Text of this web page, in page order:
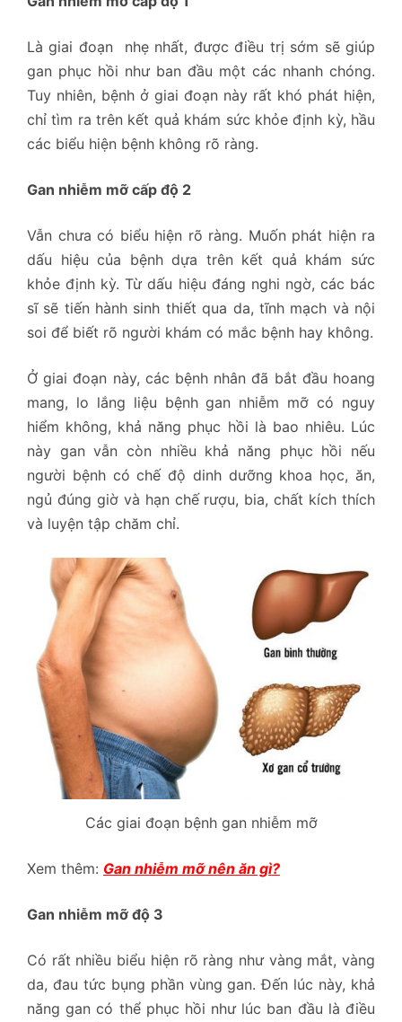
Là giai đoạn nhẹ nhất, được điều trị sớm sẽ giúp
gan phục hồi như ban đầu một các nhanh chóng.
Tuy nhiên, bệnh ở giai đoạn này rất khó phát hiện,
chỉ tìm ra trên kết quả khám sức khỏe định kỳ, hầu
các biểu hiện bệnh không rõ ràng.
Gan nhiễm mỡ cấp độ 2
Vẫn chưa có biểu hiện rõ ràng. Muốn phát hiện ra
dấu hiệu của bệnh dựa trên kết quả khám sức
khỏe định kỳ. Từ dấu hiệu đáng nghi ngờ, các bác
sĩ sẽ tiến hành sinh thiết qua da, tĩnh mạch và nội
soi để biết rõ người khám có mắc bệnh hay không.
Ở giai đoạn này, các bệnh nhân đã bắt đầu hoang
mang, lo lắng liệu bệnh gan nhiễm mỡ có nguy
hiểm không, khả năng phục hồi là bao nhiêu. Lúc
này gan vẫn còn nhiều khả năng phục hồi nếu
người bệnh có chế độ dinh dưỡng khoa học, ăn,
ngủ đúng giờ và hạn chế rượu, bia, chất kích thích
và luyện tập chăm chỉ.
Các giai đoạn bệnh gan nhiễm mỡ
Xem thêm: Gan nhiễm mỡ nên ăn gì?
Gan nhiễm mỡ độ 3
Có rất nhiều biểu hiện rõ ràng như vàng mắt, vàng
da, đau tức bụng phần vùng gan. Đến lúc này, khả
năng gan có thể phục hồi như lúc ban đầu là điều